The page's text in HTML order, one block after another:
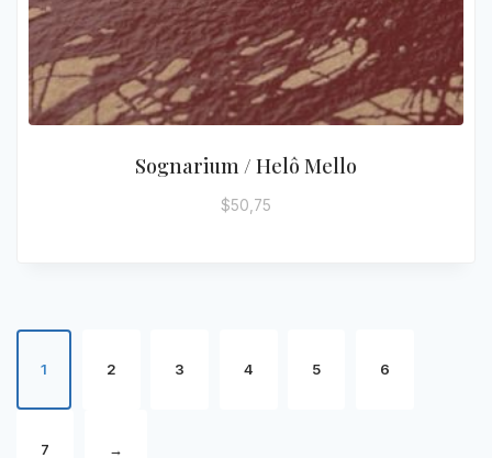
Sognarium / Helô Mello
$50,75
1 2 3 4 5 6
7 →